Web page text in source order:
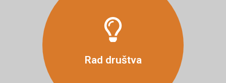
Rad društva
Više